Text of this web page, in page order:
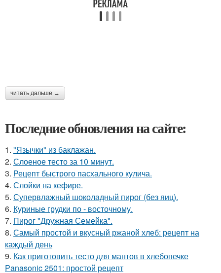
читать дальше →
Последние обновления на сайте:
1. "Язычки" из баклажан.
2. Слоеное тесто за 10 минут.
3. Рецепт быстрого пасхального кулича.
4. Слойки на кефире.
5. Супервлажный шоколадный пирог (без яиц).
6. Куриные грудки по - восточному.
7. Пирог "Дружная Семейка".
8. Самый простой и вкусный ржаной хлеб: рецепт на
каждый день
9. Как приготовить тесто для мантов в хлебопечке
Panasonic 2501: простой рецепт